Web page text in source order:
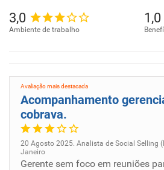
3,0
Ambiente de trabalho
1,0
Avaliação mais destacada
Acompanhamento
cobrava.
20 Agosto 2025. Analista de Social Selling
Janeiro